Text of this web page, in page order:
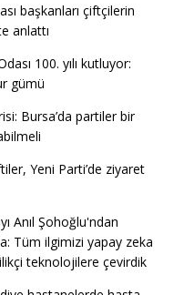
başkanları çiftçilerin
anlattı
100. yılı kutluyor:
gümü
Bursa’da partiler bir
Yeni Parti’de ziyaret
Anıl Şohoğlu'ndan
Tüm ilgimizi yapay zeka
teknolojilere çevirdik